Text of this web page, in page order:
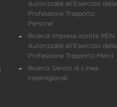
Autorizzate all'Esercizio della
Professione Trasporto
Persone
Ricerca Imprese iscritte REN
Autorizzate all'Esercizio della
Professione Trasporto Merci
Ricerca Servizi di Linea
Interregionali